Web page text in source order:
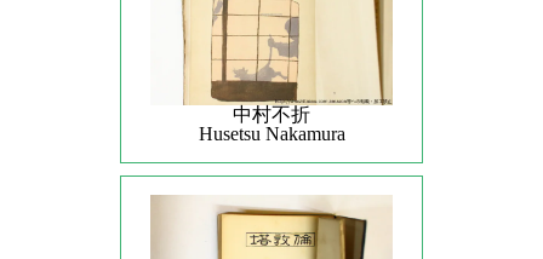
中村不折
Husetsu Nakamura